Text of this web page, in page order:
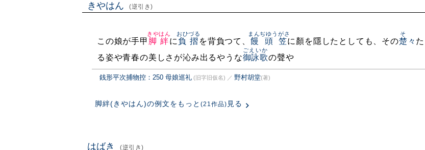
きやはん (逆引き)
この娘が手甲 脚絆
きやはん
に 負摺
おひづる
を背負つて、 饅頭笠
まんぢゆうがさ
に顏を隱したとしても、その楚々
そゝ
た
る姿や青春の美しさが沁み出るやうな御詠歌
ごえいか
の聲や
銭形平次捕物控：250 母娘巡礼 (旧字旧仮名) ／ 野村胡堂(著)
脚絆(きやはん)の例文をもっと (21作品) 見る
はばき (逆引き)